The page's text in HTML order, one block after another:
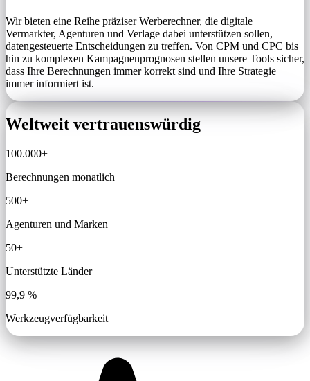
Wir bieten eine Reihe präziser Werberechner, die digitale
Vermarkter, Agenturen und Verlage dabei unterstützen sollen,
datengesteuerte Entscheidungen zu treffen. Von CPM und CPC bis
hin zu komplexen Kampagnenprognosen stellen unsere Tools sicher,
dass Ihre Berechnungen immer korrekt sind und Ihre Strategie
immer informiert ist.
Weltweit vertrauenswürdig
100.000+
Berechnungen monatlich
500+
Agenturen und Marken
50+
Unterstützte Länder
99,9 %
Werkzeugverfügbarkeit